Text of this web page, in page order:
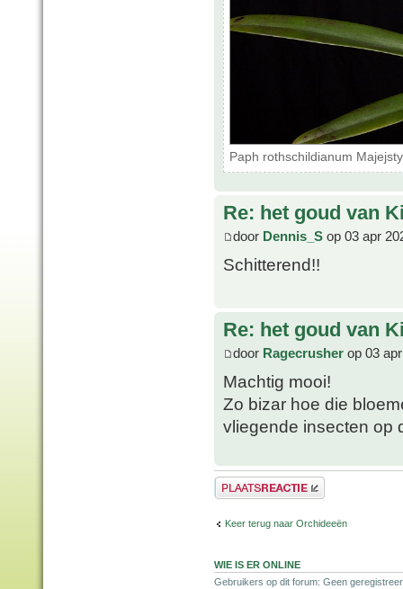
Paph rothschildianum
Re: het goud van
door Dennis_S op 03 apr
Schitterend!!
Re: het goud van
door Ragecrusher op 03
Machtig mooi!
Zo bizar hoe die
vliegende insecten op
Plaats een reactie
Keer terug naar Orchideeën
WIE IS ER ONLINE
Gebruikers op dit forum: Geen